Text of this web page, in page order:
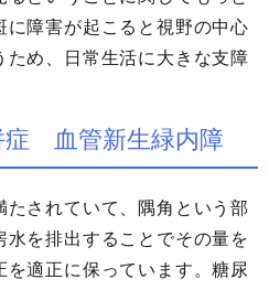
に障害が起こると視野の中心
ため、日常生活に大きな支障
症 血管新生緑内障
たされていて、隅角という部
を排出することでその量を
適正に保っています。糖尿